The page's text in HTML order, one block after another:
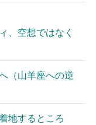
、空想ではなく
（山羊座への逆
地するところ